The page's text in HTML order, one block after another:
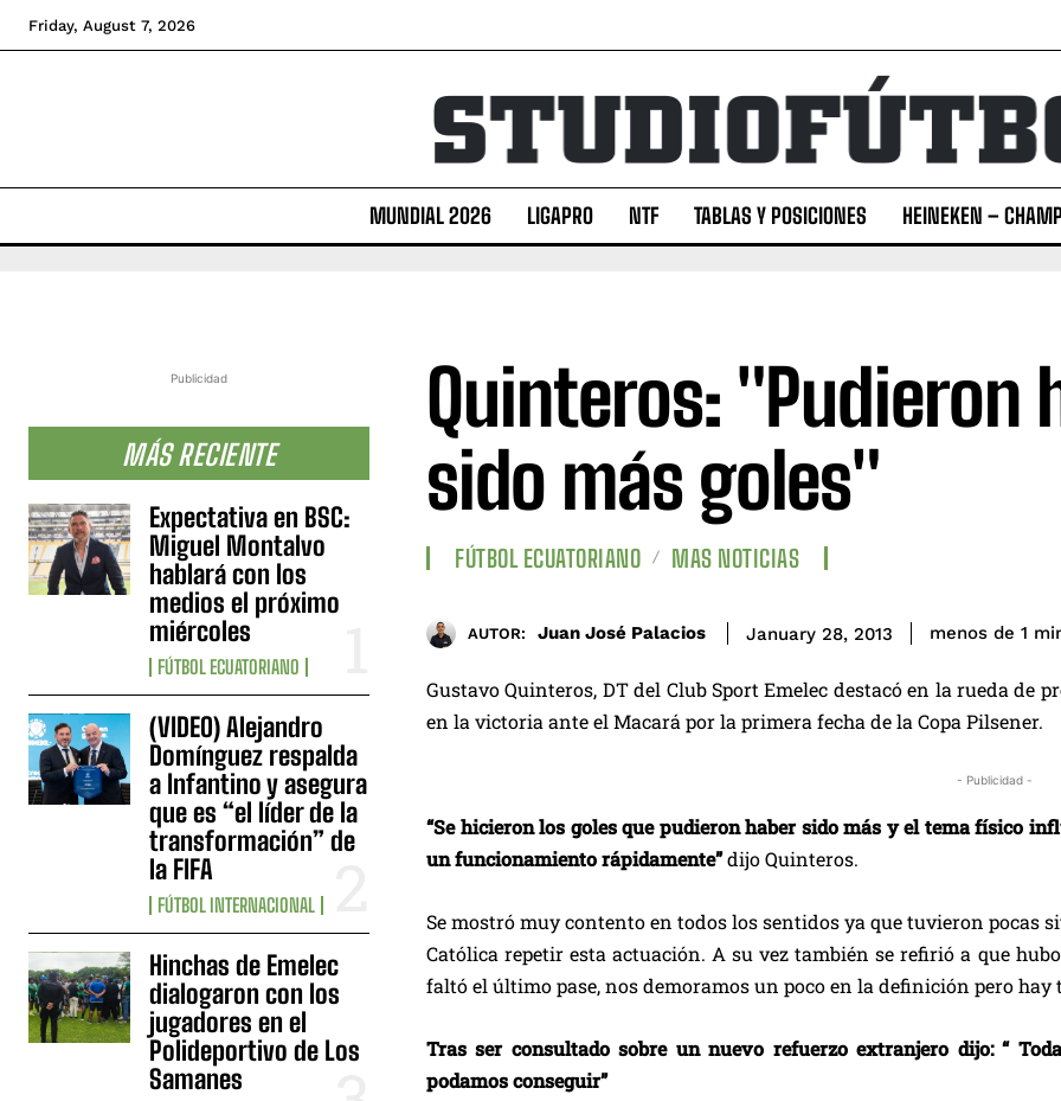
Friday, August 7, 2026
MUNDIAL 2026 LIGAPRO NTF TABLAS Y POSICIONES HEINEKEN –
Publicidad
MÁS RECIENTE
Expectativa en BSC:
Miguel Montalvo
hablará con los
medios el próximo
miércoles
FÚTBOL ECUATORIANO
(VIDEO) Alejandro
Domínguez respalda
a Infantino y asegura
que es “el líder de la
transformación” de
la FIFA
FÚTBOL INTERNACIONAL
Hinchas de Emelec
dialogaron con los
jugadores en el
Polideportivo de Los
Samanes
Quinteros: "Pudieron
sido más goles"
FÚTBOL ECUATORIANO MAS NOTICIAS
AUTOR: Juan José Palacios January 28, 2013 menos de 1
Gustavo Quinteros, DT del Club Sport Emelec destacó en la rueda
en la victoria ante el Macará por la primera fecha de la Copa Pilsener.
- Publicidad -
“Se hicieron los goles que pudieron haber sido más y el tema físico
un funcionamiento rápidamente”dijo Quinteros.
Se mostró muy contento en todos los sentidos ya que tuvieron pocas
Católica repetir esta actuación. A su vez también se refirió a que
faltó el último pase, nos demoramos un poco en la definición pero hay
Tras ser consultado sobre un nuevo refuerzo extranjero dijo: “
podamos conseguir”